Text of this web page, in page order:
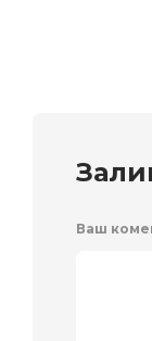
Ваш